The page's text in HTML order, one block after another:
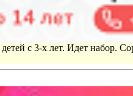
с 3-х лет. Идет набор.